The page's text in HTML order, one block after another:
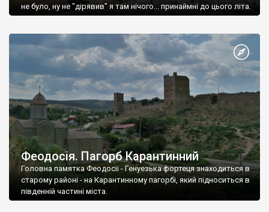
не було, ну не "дірявив" я там нічого... принаймні до цього літа.
Феодосія. Пагорб Карантинний
Головна памятка Феодосії - Генуезька фортеця знаходиться в
старому районі - на Карантинному пагорбі, який підноситься в
південній частині міста.